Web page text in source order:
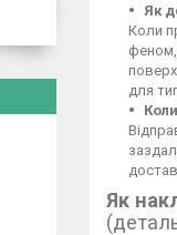
Як
Коли
феном,
для
Як